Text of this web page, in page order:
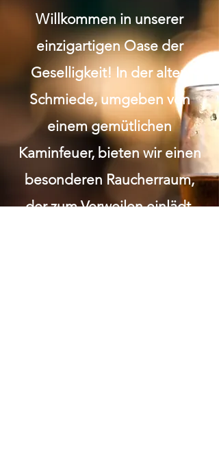
Willkommen in unserer
einzigartigen Oase der
Geselligkeit! In der alten
Schmiede, umgeben von
einem gemütlichen
Kaminfeuer, bieten wir einen
besonderen Raucherraum,
der zum Verweilen einlädt.